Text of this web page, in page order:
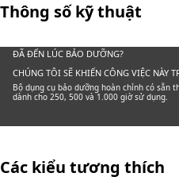
Thông số kỹ thuật
ĐÃ ĐẾN LÚC BẢO DƯỠNG?
CHÚNG TÔI SẼ KHIẾN CÔNG VIỆC NÀY
Bộ dụng cụ bảo dưỡng hoàn chỉnh có sẵn
dành cho 250, 500 và 1.000 giờ sử dụng.
Các kiểu tương thích